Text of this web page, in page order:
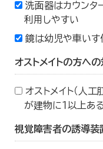
洗面器はカウンタ
利用しやすい
鏡は幼児や車いす
オストメイトの方へ
オストメイト（人
が建物に１以上あ
視覚障害者の誘導装